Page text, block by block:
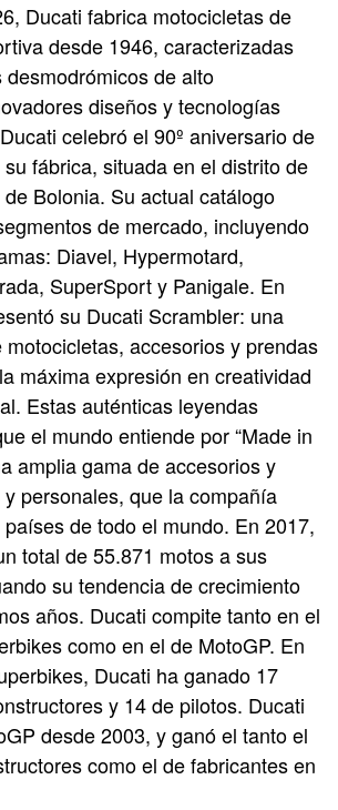
Ducati fabrica motocicletas de
desde 1946, caracterizadas
desmodrómicos de alto
diseños y tecnologías
celebró el 90º aniversario de
fábrica, situada en el distrito de
Bolonia. Su actual catálogo
de mercado, incluyendo
Diavel, Hypermotard,
SuperSport y Panigale. En
su Ducati Scrambler: una
motocicletas, accesorios y prendas
máxima expresión en creatividad
Estas auténticas leyendas
el mundo entiende por “Made in
amplia gama de accesorios y
personales, que la compañía
de todo el mundo. En 2017,
total de 55.871 motos a sus
su tendencia de crecimiento
años. Ducati compite tanto en el
como en el de MotoGP. En
Ducati ha ganado 17
y 14 de pilotos. Ducati
desde 2003, y ganó el tanto el
como el de fabricantes en